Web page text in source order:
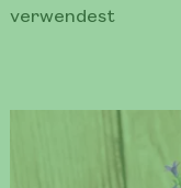
verwendest